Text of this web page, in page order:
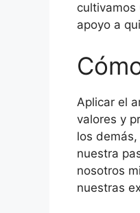
cultivamos
apoyo a
Aplicar el
valores y
los
nuestra
nosotros
nuestras